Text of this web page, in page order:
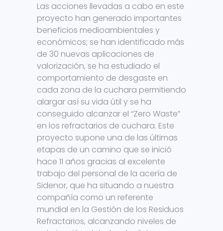
Las acciones llevadas a cabo en este
proyecto han generado importantes
beneficios medioambientales y
económicos; se han identificado más
de 30 nuevas aplicaciones de
valorización, se ha estudiado el
comportamiento de desgaste en
cada zona de la cuchara permitiendo
alargar así su vida útil y se ha
conseguido alcanzar el “Zero Waste”
en los refractarios de cuchara. Este
proyecto supone una de las últimas
etapas de un camino que se inició
hace 11 años gracias al excelente
trabajo del personal de la acería de
Sidenor, que ha situando a nuestra
compañía como un referente
mundial en la Gestión de los Residuos
Refractarios, alcanzando niveles de